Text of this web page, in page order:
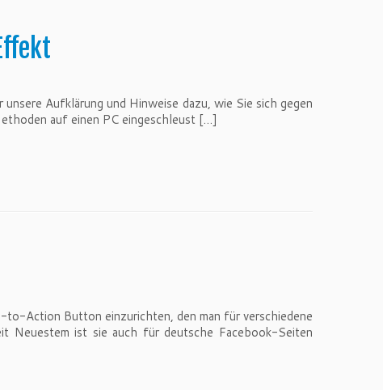
Aufklärung und Hinweise dazu, wie Sie sich gegen
auf einen PC eingeschleust […]
Action Button einzurichten, den man für verschiedene
Neuestem ist sie auch für deutsche Facebook-Seiten